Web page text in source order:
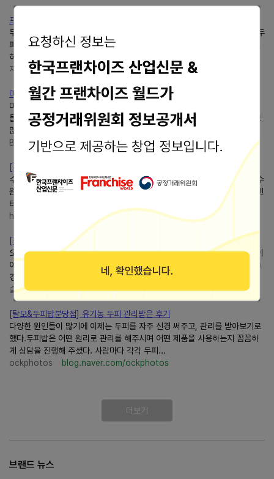
프리미엄 탈모예방 여주두피관리두피밥
두피밥-두피 스케일링 드디어 관리가 시작됐어요. 가장 처음엔 빗질을 하고 두
피 스케일링이 시작됐어요. 엄청나게 큰 면봉으로 가로 세로로 구석구석 시원
하게 각질제거를 했어요. 그리고 헤어 괄사와...
지금여기오늘:)
blog.naver.com/0ghffhtjrl0
미사역두피스케일링부터 유기농팩까지 “두피밥하남점”두피...
미사역두피스케일링부터 유기농팩까지 “두피밥하남점”두피케어 후기! 요즘
들어 머리를 감을 때마다 빠지는 머리카락이 신경 쓰이고 두피도 괜히 가렵고
많이 신경이 쓰이는 차라 케어를 받아봐야겠다...
BE :D GOOD!
blog.naver.com/atom17
[두피밥수원] 수원 남자 탈모관리 두피관리 전문샵 ㅣ 남자친구...
수원 탈모관리 / 두피관리 전문점두피밥에 다녀왔음다 이번에 다녀온두피밥수
원점은 두피 상태를 제대로 확인하면서 관리받기 좋았던 자연치유 두피관리센
터예용! 주소 경기 수원시 영통구 봉영로 1620 1층...
hey, jojo !
blog.naver.com/tyofg
[경기/하남]하남미사두피관리두피밥하남점에서 두피 스케일링...
오늘은 요즘 저도 궁금했던 두피 관리, 미사에 있는두피밥에서 체험하고 온 이
야기 가져왔어요 (이 포스팅은 업체로부터 체험 지원을 받아 작성되었습니다)
경기 하남시 미사강변동로 73, 3층 311호...
슬기로운 육아생활
blog.naver.com/dmsghd9676
[탈모&두피밥분당점] 유기농 두피 관리받은 후기
다양한 원인들이 많기에 이제는 두피를 자주 신경 써주고, 관리를 받아보기로
했다.두피밥은 어떤 원리로 관리를 해주시며 어떤 제품을 사용하는지 꼼꼼하
게 상담을 진행해 주셨다. 사람마다 각각 두피...
ockphotos
blog.naver.com/ockphotos
더보기
브랜드 뉴스